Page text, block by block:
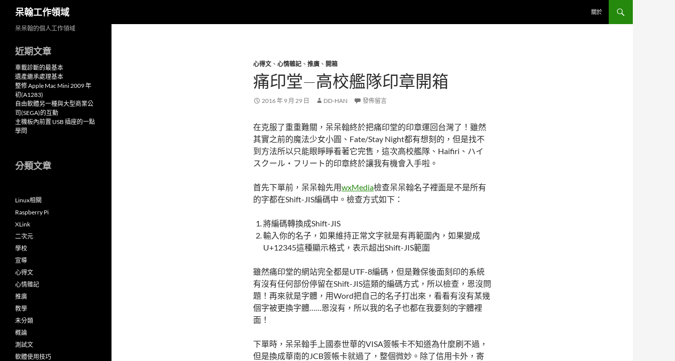
呆翰工作領域 關於
心得文 、 心情雜記 、 推廣 、 開箱
痛印堂—高校艦隊印章開箱
2016 年 9 月 29 日 DD-HAN 發佈留言
在克服了重重難關，呆呆翰終於把痛印堂的印章運回台灣了！雖然
其實之前的魔法少女小圓、Fate/Stay Night都有想刻的，但是找不
到方法所以只能眼睜睜看著它完售，這次高校艦隊、Haifiri、ハイ
スクール・フリート的印章終於讓我有機會入手啦。
首先下單前，呆呆翰先用wxMedia檢查呆呆翰名子裡面是不是所有
的字都在Shift-JIS編碼中。檢查方式如下：
將編碼轉換成Shift-JIS
輸入你的名子，如果維持正常文字就是有再範圍內，如果變成
U+12345這種顯示格式，表示超出Shift-JIS範圍
雖然痛印堂的網站完全都是UTF-8編碼，但是難保後面刻印的系統
有沒有任何部份停留在Shift-JIS這類的編碼方式，所以檢查，恩沒問
題！再來就是字體，用Word把自己的名子打出來，看看有沒有某幾
個字被更換字體……恩沒有，所以我的名子也都在我要刻的字體裡
面！
下單時，呆呆翰手上國泰世華的VISA簽帳卡不知道為什麼刷不過，
但是換成華南的JCB簽帳卡就過了，整個微妙。除了信用卡外，寄
呆呆翰的個人工作領域
近期文章
車載診斷的最基本
遺產繼承處理基本
整修 Apple Mac Mini 2009 年
初(A1283)
自由軟體另一種與大型商業公
司(SEGA)的互動
主機板內前置 USB 插座的一點
學問
分類文章
Linux相關
Raspberry Pi
XLink
二次元
學校
宣導
心得文
心情雜記
推廣
教學
未分類
概論
測試文
軟體使用技巧